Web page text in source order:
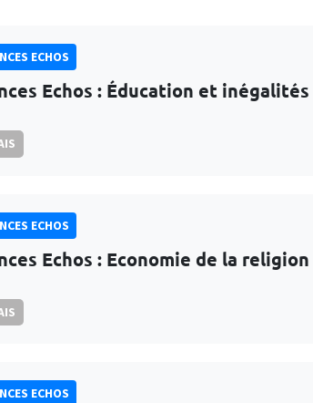
ECHOS
Echos : Éducation et inégalités
ECHOS
Echos : Economie de la religion
ECHOS